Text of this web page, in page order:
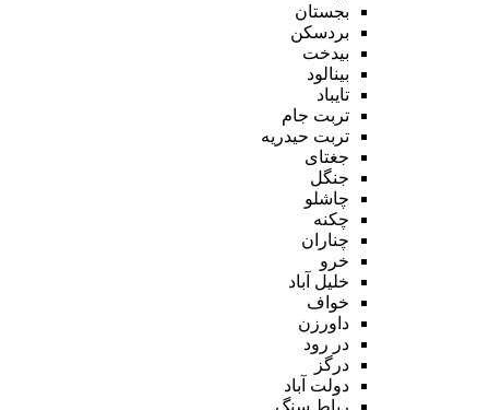
بجستان
بردسکن
بیدخت
بینالود
تایباد
تربت جام
تربت حیدریه
جغتای
جنگل
چاشلو
چکنه
چناران
خرو
خلیل آباد
خواف
داورزن
در رود
درگز
دولت آباد
رباط سنگ